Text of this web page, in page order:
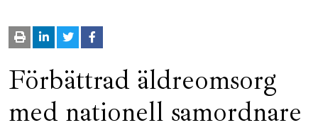
Förbättrad äldreomsorg
med nationell samordnare